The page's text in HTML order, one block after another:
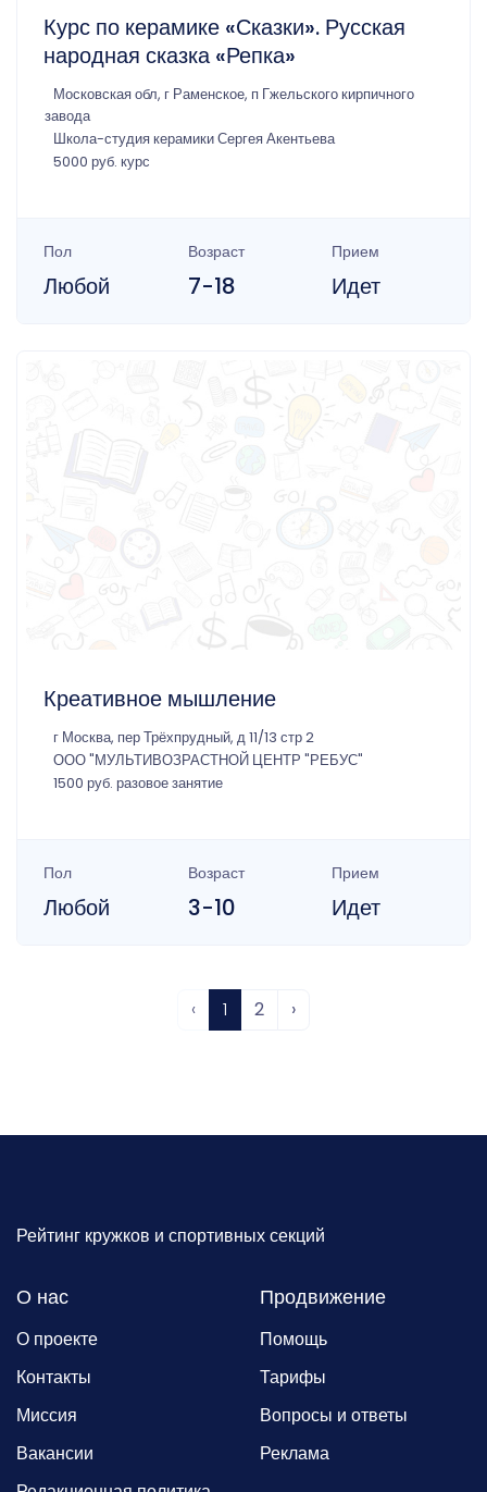
Курс по керамике «Сказки». Русская
народная сказка «Репка»
Московская обл, г Раменское, п Гжельского кирпичного
завода
Школа-студия керамики Сергея Акентьева
5000 руб. курс
Пол
Любой
Возраст
7-18
Прием
Идет
Креативное мышление
г Москва, пер Трёхпрудный, д 11/13 стр 2
ООО "МУЛЬТИВОЗРАСТНОЙ ЦЕНТР "РЕБУС"
1500 руб. разовое занятие
Пол
Любой
Возраст
3-10
Прием
Идет
‹ 1 2 ›
Рейтинг кружков и спортивных секций
О нас
О проекте
Контакты
Миссия
Вакансии
Продвижение
Помощь
Тарифы
Вопросы и ответы
Реклама